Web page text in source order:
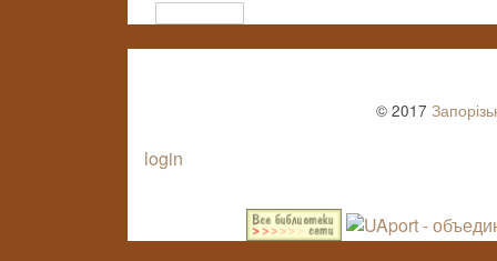
© 2017
login